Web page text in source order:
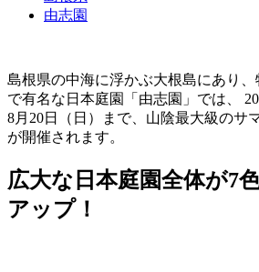
由志園
島根県の中海に浮かぶ大根島にあり
で有名な日本庭園「由志園」では、
8月20日（日）まで、山陰最大級のサ
が開催されます。
広大な日本庭園全体が7
アップ！